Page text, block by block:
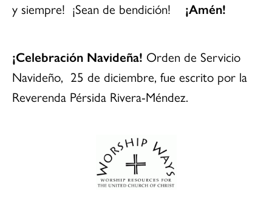
y siempre! ¡Sean de bendición! ¡Amén!
¡Celebración Navideña! Orden de Servicio
Navideño, 25 de diciembre, fue escrito por la
Reverenda Pérsida Rivera-Méndez.